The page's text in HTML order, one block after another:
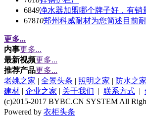
6849净水器加盟哪个牌子好，有销
67810郑州科威耐材为您简述目前
更多...
内事更多...
最新视频更多...
推荐产品更多...
老姚之家 | 全景头条 | 照明之家 | 防水之家
建材 | 企业之家 | 关于我们 | 联系方式 |
(c)2015-2017 BYBC.CN SYSTEM All
Powered by 衣柜头条